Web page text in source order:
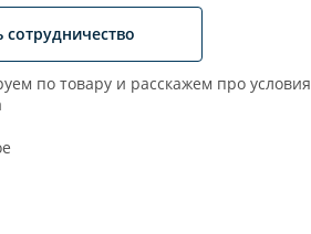
сотрудничество
по товару и расскажем про условия